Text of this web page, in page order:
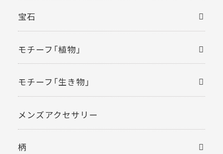
宝石
モチーフ「植物」
モチーフ「生き物」
メンズアクセサリー
柄